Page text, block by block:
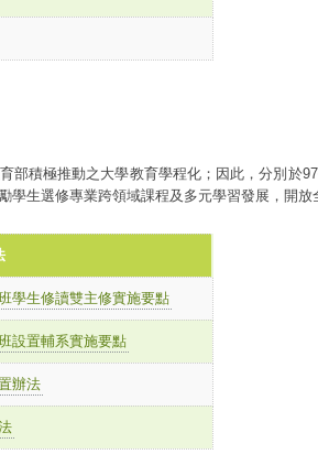
部積極推動之大學教育學程化；因此，分別於
學生選修專業跨領域課程及多元學習發展，開放
學生修讀雙主修實施要點
設置輔系實施要點
辦法